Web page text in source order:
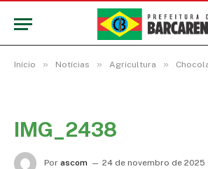
Início » Notícias » Agricultura » Chocolate e
IMG_2438
Por ascom
24 de novembro de 2025